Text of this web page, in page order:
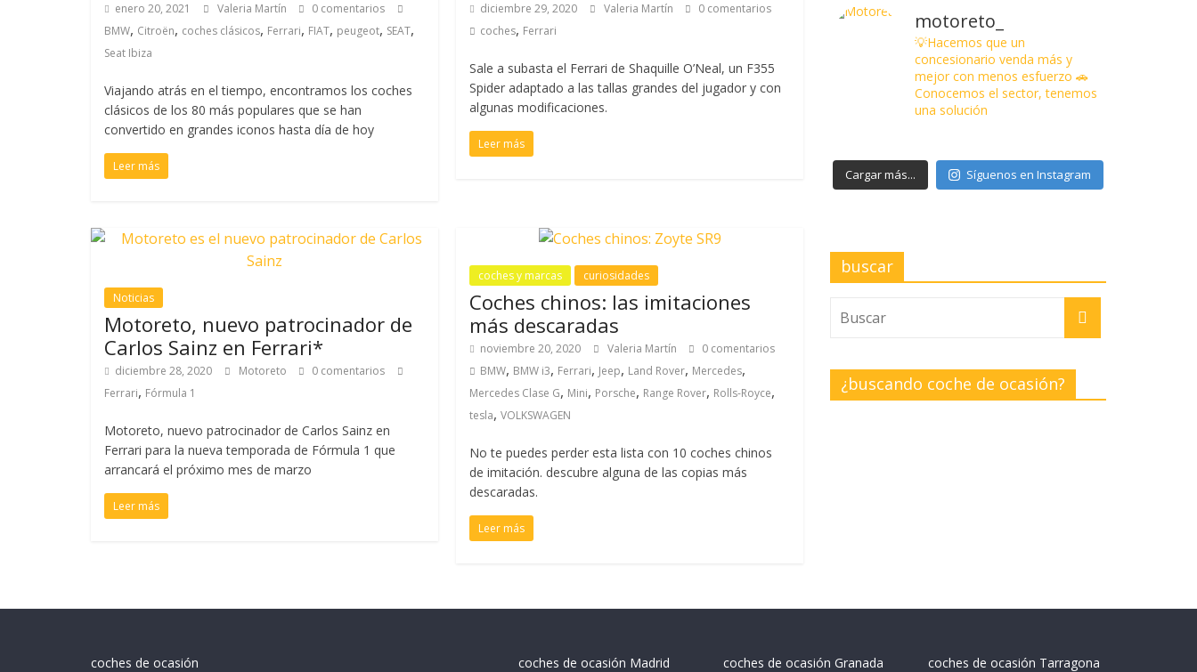
enero 20, 2021 Valeria Martín
0 comentarios
BMW, Citroën, coches clásicos, Ferrari, FIAT, peugeot, SEAT,
Seat Ibiza
Viajando atrás en el tiempo, encontramos los coches
clásicos de los 80 más populares que se han
convertido en grandes iconos hasta día de hoy
Leer más
diciembre 29, 2020 Valeria Martín
0 comentarios
coches, Ferrari
Sale a subasta el Ferrari de Shaquille O’Neal, un F355
Spider adaptado a las tallas grandes del jugador y con
algunas modificaciones.
Leer más
Noticias
Motoreto, nuevo patrocinador de
Carlos Sainz en Ferrari*
diciembre 28, 2020 Motoreto
0 comentarios
Ferrari, Fórmula 1
Motoreto, nuevo patrocinador de Carlos Sainz en
Ferrari para la nueva temporada de Fórmula 1 que
arrancará el próximo mes de marzo
Leer más
coches y marcas curiosidades
Coches chinos: las imitaciones
más descaradas
noviembre 20, 2020 Valeria Martín
0 comentarios
BMW, BMW i3, Ferrari, Jeep, Land Rover, Mercedes,
Mercedes Clase G, Mini, Porsche, Range Rover, Rolls-Royce,
tesla,VOLKSWAGEN
No te puedes perder esta lista con 10 coches chinos
de imitación. descubre alguna de las copias más
descaradas.
Leer más
motoreto_
💡Hacemos que un
concesionario venda más y
mejor con menos esfuerzo 🚗
Conocemos el sector, tenemos
una solución
Cargar más... Síguenos en Instagram
buscar
¿buscando coche de ocasión?
coches de ocasión coches de ocasión Madrid coches de ocasión Granada coches de ocasión Tarragona